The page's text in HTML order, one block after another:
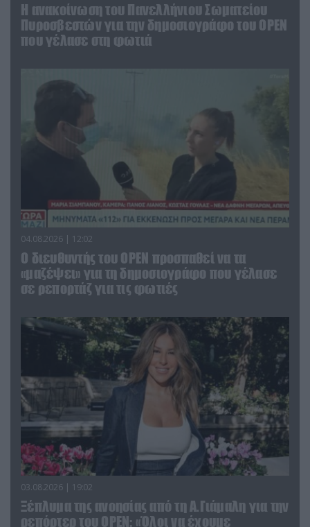
Η ανακοίνωση του Πανελλήνιου Σωματείου
Πυροσβεστών για την δημοσιογράφο του OPEN
που γέλασε στη φωτιά
04.08.2026 | 12:02
O διευθυντής του OPEN προσπαθεί να τα
«μαζέψει» για τη δημοσιογράφο που γέλασε
σε ρεπορτάζ για τις φωτιές
03.08.2026 | 19:02
Ξέπλυμα της ανοησίας από τη Α.Γιάμαλη για την
ρεπόρτερ του ΟΡΕΝ: «Όλοι να έχουμε